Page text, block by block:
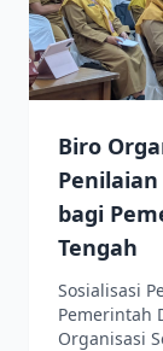
Biro
bagi
Tengah
Sosialisasi
Pemerintah
Organisasi